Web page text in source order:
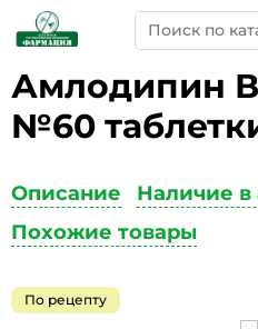
Амлодипин
№60
Описание
Наличие в
Похожие товары
По рецепту
ПРЕДСТАВЬТЕСЬ
ТЕЛЕФОН*
ЭЛЕКТРОННАЯ ПОЧТА